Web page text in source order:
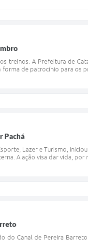
treinos. A Prefeitura de
de patrocínio para os
Pachá
Lazer e Turismo,
A ação visa dar vida, por
do Canal de Pereira